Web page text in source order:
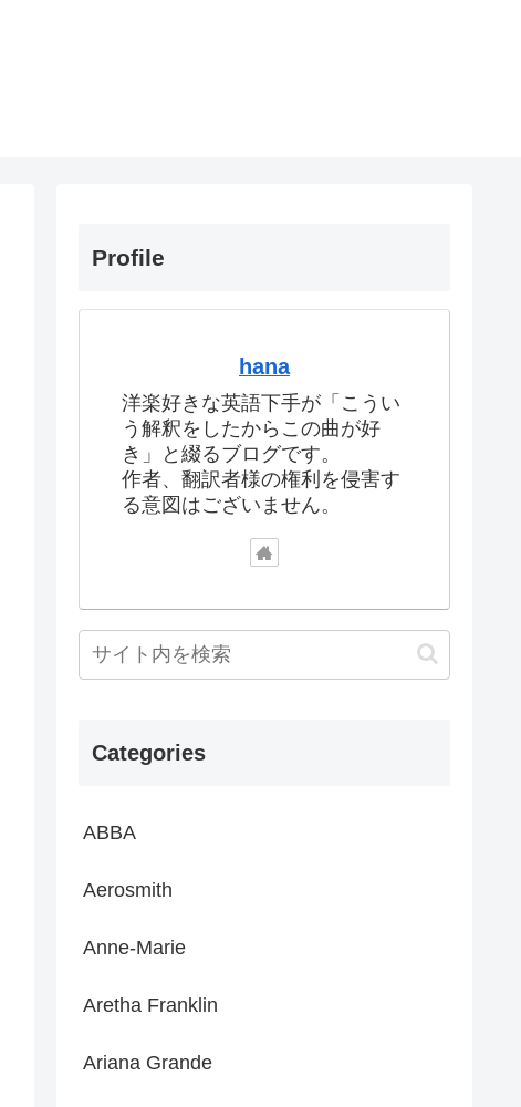
Profile
hana
洋楽好きな英語下手が「こうい
う解釈をしたからこの曲が好
き」と綴るブログです。
作者、翻訳者様の権利を侵害す
る意図はございません。
Categories
ABBA
Aerosmith
Anne-Marie
Aretha Franklin
Ariana Grande